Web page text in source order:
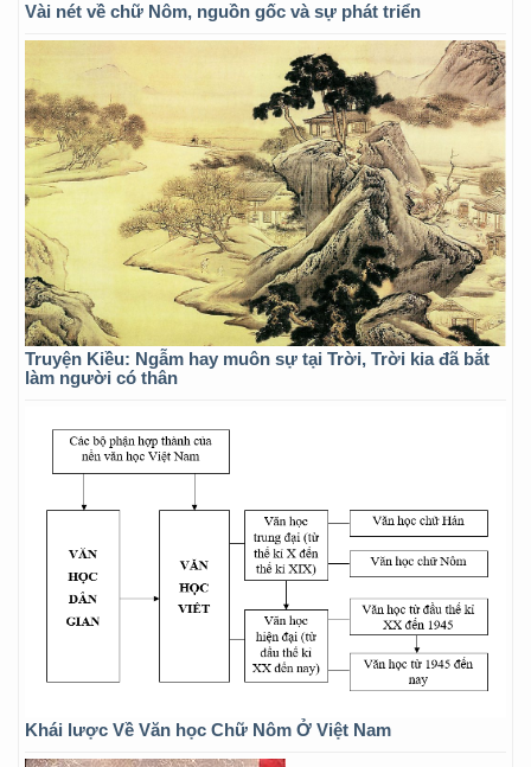
Vài nét về chữ Nôm, nguồn gốc và sự phát triển
Truyện Kiều: Ngẫm hay muôn sự tại Trời, Trời kia đã bắt
làm người có thân
Khái lược Về Văn học Chữ Nôm Ở Việt Nam